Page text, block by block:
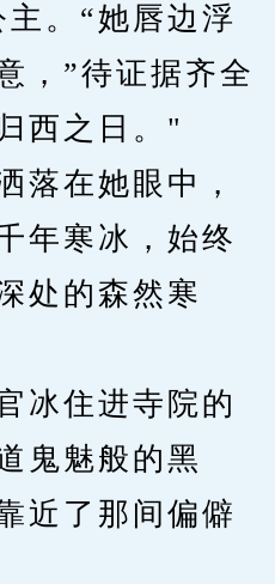
。“她唇边浮
，”待证据齐全
西之日。"
在她眼中，
年寒冰，始终
处的森然寒
住进寺院的
鬼魅般的黑
近了那间偏僻